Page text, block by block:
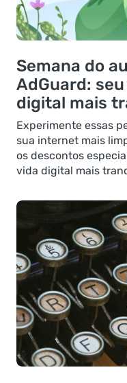
Semana do
AdGuard:
digital mais
Experimente essas
sua internet mais
os descontos
vida digital mais